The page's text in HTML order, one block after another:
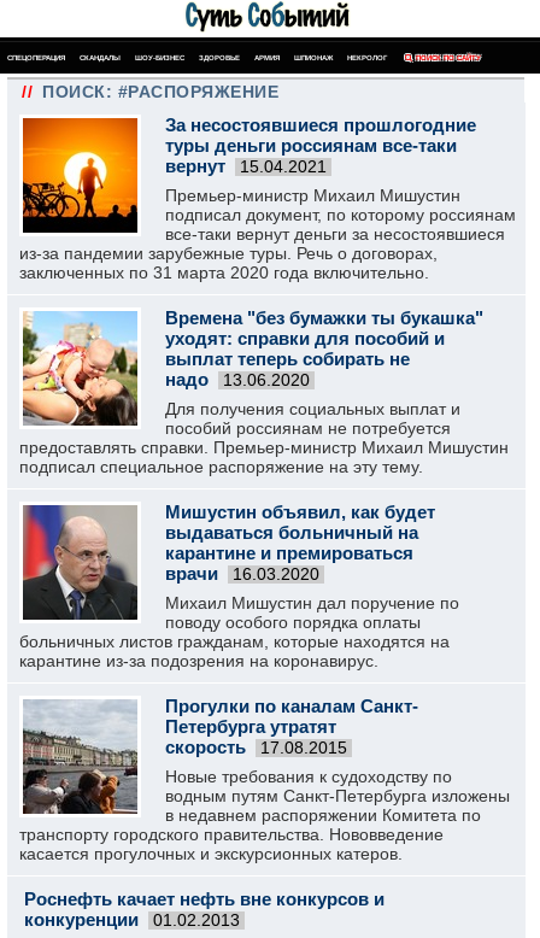
СПЕЦОПЕРАЦИЯ СКАНДАЛЫ ШОУ-БИЗНЕС ЗДОРОВЬЕ АРМИЯ ШПИОНАЖ НЕКРОЛОГ ПОИСК ПО САЙТУ
// ПОИСК: #РАСПОРЯЖЕНИЕ
За несостоявшиеся прошлогодние
туры деньги россиянам все-таки
вернут
15.04.2021
Премьер-министр Михаил Мишустин
подписал документ, по которому россиянам
все-таки вернут деньги за несостоявшиеся
из-за пандемии зарубежные туры. Речь о договорах,
заключенных по 31 марта 2020 года включительно.
Времена "без бумажки ты букашка"
уходят: справки для пособий и
выплат теперь собирать не
надо
13.06.2020
Для получения социальных выплат и
пособий россиянам не потребуется
предоставлять справки. Премьер-министр Михаил Мишустин
подписал специальное распоряжение на эту тему.
Мишустин объявил, как будет
выдаваться больничный на
карантине и премироваться
врачи
16.03.2020
Михаил Мишустин дал поручение по
поводу особого порядка оплаты
больничных листов гражданам, которые находятся на
карантине из-за подозрения на коронавирус.
Прогулки по каналам Санкт-
Петербурга утратят
скорость
17.08.2015
Новые требования к судоходству по
водным путям Санкт-Петербурга изложены
в недавнем распоряжении Комитета по
транспорту городского правительства. Нововведение
касается прогулочных и экскурсионных катеров.
Роснефть качает нефть вне конкурсов и
конкуренции
01.02.2013